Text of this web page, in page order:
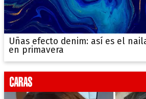
Uñas efecto denim: así es el
en primavera